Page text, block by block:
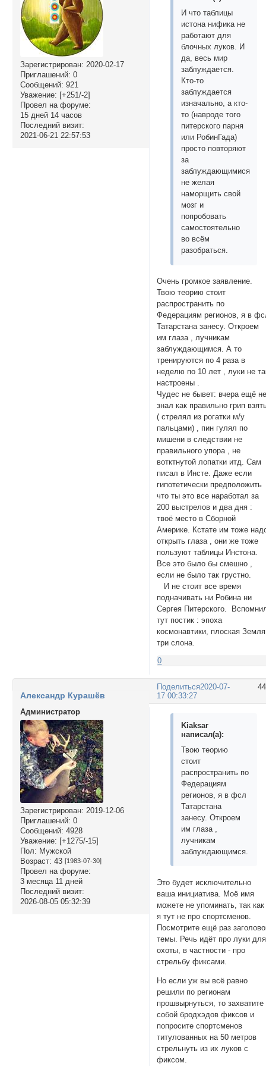
Зарегистрирован: 2020-02-17
Приглашений: 0
Сообщений: 921
Уважение: [+251/-2]
Провел на форуме:
15 дней 14 часов
Последний визит:
2021-06-21 22:57:53
И что таблицы
истона нифика не
работают для
блочных луков. И
да, весь мир
заблуждается.
Кто-то
заблуждается
изначально, а кто-
то (навроде того
питерского парня
или РобинГада)
просто повторяют
за
заблуждающимися,
не желая
наморщить свой
мозг и
попробовать
самостоятельно
во всём
разобраться.
Очень громкое заявление.
Твою теорию стоит
распространить по
Федерациям регионов, я в
Татарстана занесу. Откроем
им глаза , лучникам
заблуждающимся. А то
тренируются по 4 раза в
неделю по 10 лет , луки не
настроены .
Чудес не бывет: вчера ещё
знал как правильно грип
( стрелял из рогатки м/у
пальцами) , пин гулял по
мишени в следствии не
правильного упора , не
вотктнутой лопатки итд. Сам
писал в Инсте. Даже если
гипотетически предположить
что ты это все наработал за
200 выстрелов и два дня :
твоё место в Сборной
Америке. Кстате им тоже
открыть глаза , они же тоже
пользуют таблицы Инстона.
Все это было бы смешно ,
если не было так грустно.
И не стоит все время
подначивать ни Робина ни
Сергея Питерского.
тут постик : эпоха
космонавтики, плоская
три слона.
0
Поделиться2020-07-
17 00:33:27
Александр Курашёв
Администратор
Зарегистрирован: 2019-12-06
Приглашений: 0
Сообщений: 4928
Уважение: [+1275/-15]
Пол: Мужской
Возраст: 43 [1983-07-30]
Провел на форуме:
3 месяца 11 дней
Последний визит:
2026-08-05 05:32:39
Kiaksar
написал(а):
Твою теорию
стоит
распространить по
Федерациям
регионов, я в фсл
Татарстана
занесу. Откроем
им глаза ,
лучникам
заблуждающимся.
Это будет исключительно
ваша инициатива. Моё имя
можете не упоминать, так как
я тут не про спортсменов.
Посмотрите ещё раз
темы. Речь идёт про луки для
охоты, в частности - про
стрельбу фиксами.
Но если уж вы всё равно
решили по регионам
прошвырнуться, то захватите
собой бродхэдов фиксов и
попросите спортсменов
титулованных на 50 метров
стрельнуть из их луков с
фиксом.